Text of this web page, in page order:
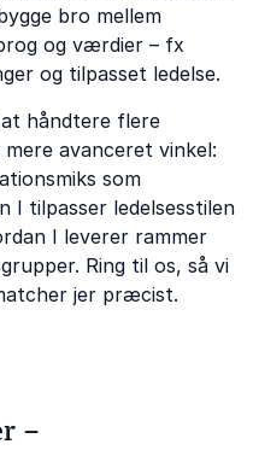
bro mellem
og værdier – fx
og tilpasset ledelse.
håndtere flere
avanceret vinkel:
som
I tilpasser ledelsesstilen
I leverer rammer
Ring til os, så vi
jer præcist.
–